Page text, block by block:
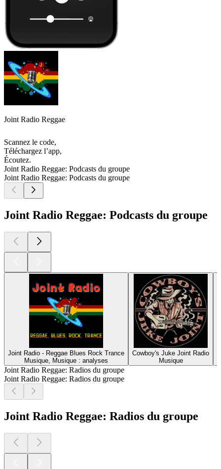
Joint Radio Reggae
Scannez le code,
Téléchargez l’app,
Écoutez.
Joint Radio Reggae: Podcasts du groupe
Joint Radio Reggae: Podcasts du groupe
Joint Radio Reggae: Podcasts du groupe
Joint Radio - Reggae Blues Rock Trance
Musique, Musique : analyses
Cowboy's Juke Joint Radio
Musique
Joint Radio Reggae: Radios du groupe
Joint Radio Reggae: Radios du groupe
Joint Radio Reggae: Radios du groupe